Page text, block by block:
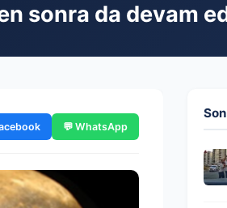
sonra da devam
💬 WhatsApp